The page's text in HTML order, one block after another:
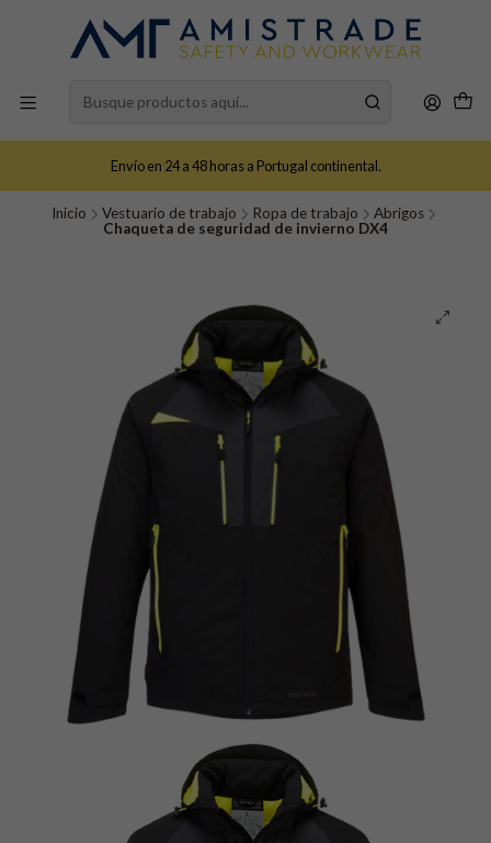
Envío en 24 a 48 horas a Portugal continental.
Inicio Vestuario de trabajo Ropa de trabajo
Abrigos
Chaqueta de seguridad de invierno DX4